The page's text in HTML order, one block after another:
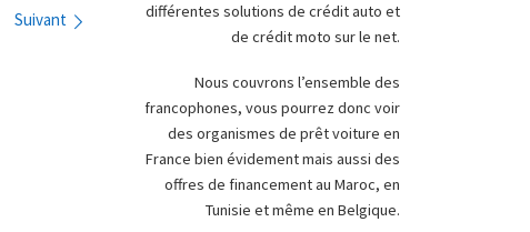
Suivant
différentes solutions de crédit auto et
de crédit moto sur le net.
Nous couvrons l’ensemble des
francophones, vous pourrez donc voir
des organismes de prêt voiture en
France bien évidement mais aussi des
offres de financement au Maroc, en
Tunisie et même en Belgique.